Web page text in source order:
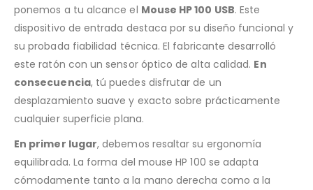
ponemos a tu alcance el Mouse HP 100 USB. Este
dispositivo de entrada destaca por su diseño funcional y
su probada fiabilidad técnica. El fabricante desarrolló
este ratón con un sensor óptico de alta calidad. En
consecuencia, tú puedes disfrutar de un
desplazamiento suave y exacto sobre prácticamente
cualquier superficie plana.
En primer lugar, debemos resaltar su ergonomía
equilibrada. La forma del mouse HP 100 se adapta
cómodamente tanto a la mano derecha como a la